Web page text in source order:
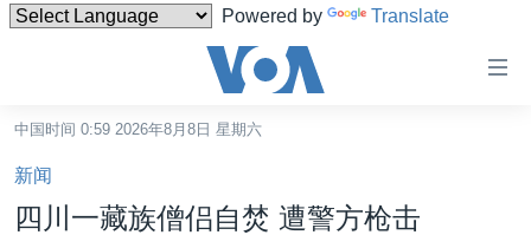
Powered by Translate
碍
链
接
中国时间 0:59 2026年8月8日 星期六
新闻
四川一藏族僧侣自焚 遭警方枪击